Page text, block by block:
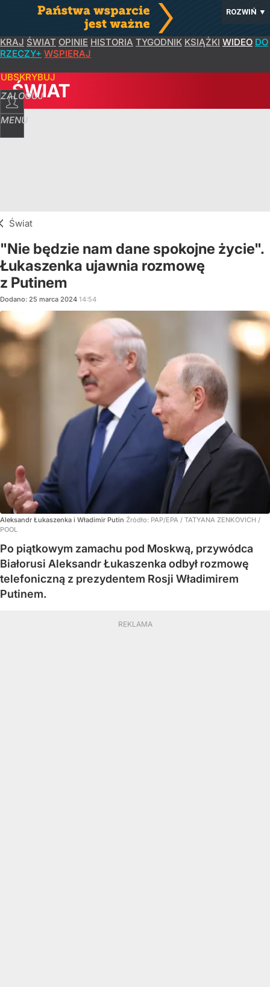
ROZWIŃ ▼
KRAJ ŚWIAT OPINIE HISTORIA TYGODNIK KSIĄŻKI WIDEO DO
RZECZY+ WSPIERAJ
ZALOGUJ
MENU
ŚWIAT
Świat
"Nie będzie nam dane spokojne życie".
Łukaszenka ujawnia rozmowę
z Putinem
Dodano: 25 marca 2024 14:54
Aleksandr Łukaszenka i Władimir Putin Źródło: PAP/EPA / TATYANA ZENKOVICH /
POOL
Po piątkowym zamachu pod Moskwą, przywódca
Białorusi Aleksandr Łukaszenka odbył rozmowę
telefoniczną z prezydentem Rosji Władimirem
Putinem.